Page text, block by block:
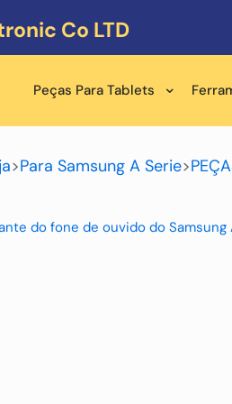
Co LTD
Peças Para Tablets
>Para Samsung A Serie>